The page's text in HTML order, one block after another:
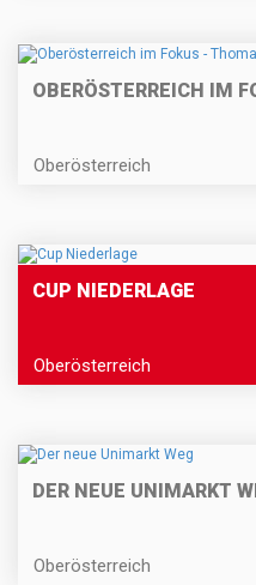
OBERÖSTERREICH IM
Oberösterreich
CUP NIEDERLAGE
Oberösterreich
DER NEUE UNIMARKT
Oberösterreich